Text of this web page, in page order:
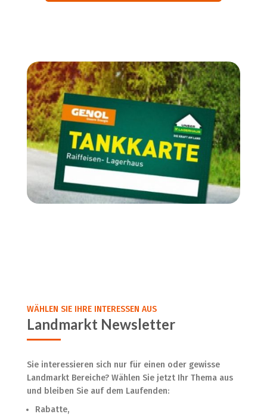
WÄHLEN SIE IHRE INTERESSEN AUS
Landmarkt Newsletter
Sie interessieren sich nur für einen oder gewisse
Landmarkt Bereiche? Wählen Sie jetzt Ihr Thema aus
und bleiben Sie auf dem Laufenden:
Rabatte,